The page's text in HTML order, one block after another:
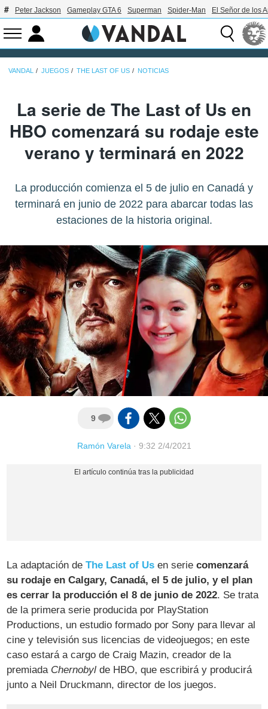
Peter Jackson Gameplay GTA 6 Superman Spider-Man El Señor de los
VANDAL JUEGOS THE LAST OF US NOTICIAS
La serie de The Last of Us en
HBO comenzará su rodaje este
verano y terminará en 2022
La producción comienza el 5 de julio en Canadá y
terminará en junio de 2022 para abarcar todas las
estaciones de la historia original.
9
Ramón Varela· 9:32 2/4/2021
La adaptación deThe Last of Us en seriecomenzará
su rodaje en Calgary, Canadá, el 5 de julio, y el plan
es cerrar la producción el 8 de junio de 2022. Se trata
de la primera serie producida por PlayStation
Productions, un estudio formado por Sony para llevar al
cine y televisión sus licencias de videojuegos; en este
caso estará a cargo de Craig Mazin, creador de la
premiada Chernobyl de HBO, que escribirá y producirá
junto a Neil Druckmann, director de los juegos.